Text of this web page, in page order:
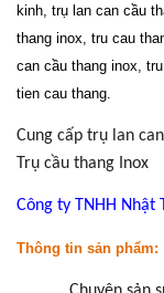
kinh, trụ lan can cầu
thang inox, tru cau
can cầu thang inox,
tien cau thang.
Cung cấp trụ lan
Trụ cầu thang Inox
Công ty TNHH Nhật
Thông tin sản phẩm: